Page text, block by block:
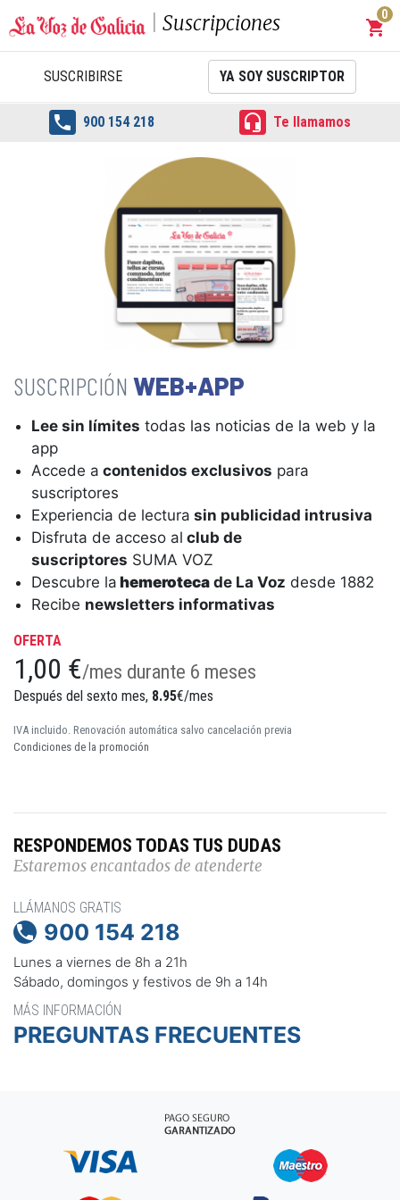
Suscripciones shopping_cart
0
SUSCRIBIRSE YA SOY SUSCRIPTOR
 900 154 218  Te llamamos
WEB+APP
Lee sin límites todas las noticias de la web y la
app
Accede a contenidos exclusivos para
suscriptores
Experiencia de lectura sin publicidad intrusiva
Disfruta de acceso al club de
suscriptores SUMA VOZ
Descubre la hemeroteca de La Voz desde 1882
Recibe newsletters informativas
OFERTA
1,00 €/mes durante 6 meses
Después del sexto mes, 8.95€/mes
IVA incluido. Renovación automática salvo cancelación previa
Condiciones de la promoción
RESPONDEMOS TODAS TUS DUDAS
Estaremos encantados de atenderte
LLÁMANOS GRATIS
 900 154 218
Lunes a viernes de 8h a 21h
Sábado, domingos y festivos de 9h a 14h
MÁS INFORMACIÓN
PREGUNTAS FRECUENTES